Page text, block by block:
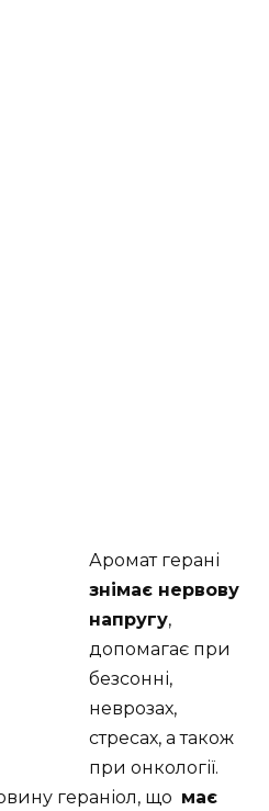
Аромат герані
знімає нервову
напругу,
допомагає при
безсонні,
неврозах,
стресах, а також
при онкології.
гераніол, що має